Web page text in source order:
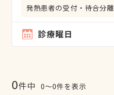
発熱患者の受付・待合分離
診療曜日
0件中 0〜0件を表示